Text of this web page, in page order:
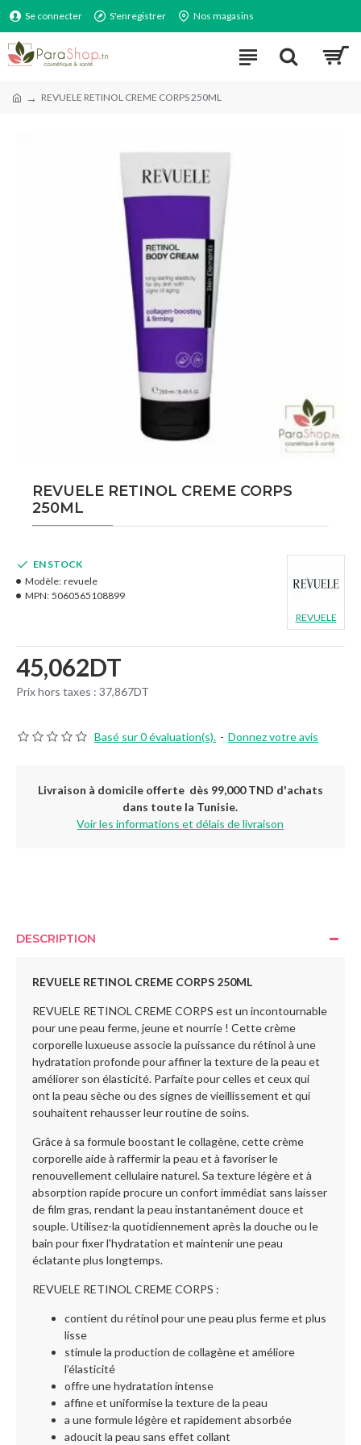
Se connecter S'enregistrer Nos magasins
REVUELE RETINOL CREME CORPS 250ML
REVUELE RETINOL CREME CORPS
250ML
Basé sur 0 évaluation(s). - Donnez votre avis
45,062DT
Prix hors taxes : 37,867DT
EN STOCK
Modèle: revuele
MPN: 5060565108899
REVUELE
Livraison à domicile offerte dès 99,000 TND d'achats
dans toute la Tunisie.
Voir les informations et délais de livraison
DESCRIPTION
REVUELE RETINOL CREME CORPS 250ML
REVUELE RETINOL CREME CORPS est un incontournable
pour une peau ferme, jeune et nourrie ! Cette crème
corporelle luxueuse associe la puissance du rétinol à une
hydratation profonde pour affiner la texture de la peau et
améliorer son élasticité. Parfaite pour celles et ceux qui
ont la peau sèche ou des signes de vieillissement et qui
souhaitent rehausser leur routine de soins.
Grâce à sa formule boostant le collagène, cette crème
corporelle aide à raffermir la peau et à favoriser le
renouvellement cellulaire naturel. Sa texture légère et à
absorption rapide procure un confort immédiat sans laisser
de film gras, rendant la peau instantanément douce et
souple. Utilisez-la quotidiennement après la douche ou le
bain pour fixer l'hydratation et maintenir une peau
éclatante plus longtemps.
REVUELE RETINOL CREME CORPS :
contient du rétinol pour une peau plus ferme et plus
lisse
stimule la production de collagène et améliore
l’élasticité
offre une hydratation intense
affine et uniformise la texture de la peau
a une formule légère et rapidement absorbée
adoucit la peau sans effet collant